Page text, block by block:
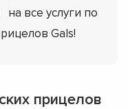
на все услуги по
Gals!
прицелов